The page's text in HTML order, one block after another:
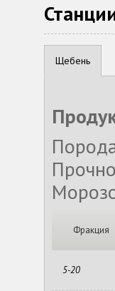
Щебень
Фракция
5-20